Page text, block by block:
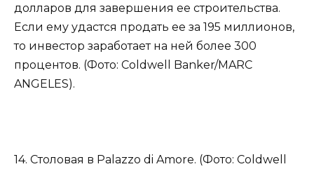
долларов для завершения ее строительства.
Если ему удастся продать ее за 195 миллионов,
то инвестор заработает на ней более 300
процентов. (Фото: Coldwell Banker/MARC
ANGELES).
14. Столовая в Palazzo di Amore. (Фото: Coldwell